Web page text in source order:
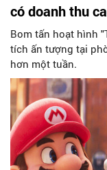
có doanh thu
Bom tấn hoạt hình
tích ấn tượng tại
hơn một tuần.